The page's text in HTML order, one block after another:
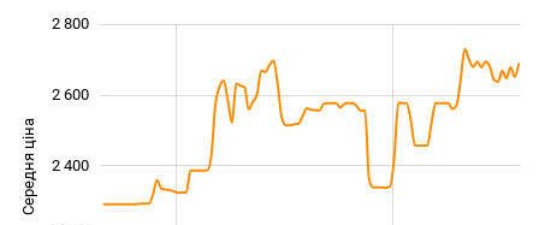
Середня ціна 2 000
2 400
2 600
2 800